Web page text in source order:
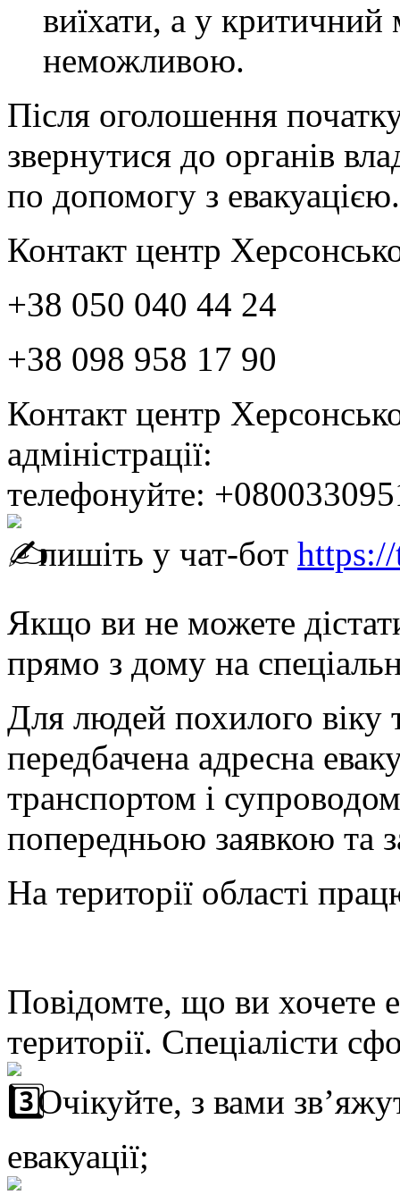
виїхати, а у
неможливою.
Після оголошення
звернутися до органів
по допомогу з
Контакт центр
+38 050 040 44 24
+38 098 958 17 90
Контакт центр
адміністрації:
телефонуйте:
пишіть у чат-бот
Якщо ви не можете
прямо з дому на
Для людей похилого віку
передбачена адресна
транспортом і
попередньою заявкою та
На території області
Повідомте, що ви хочете
території. Спеціалісти
Очікуйте, з вами
евакуації;